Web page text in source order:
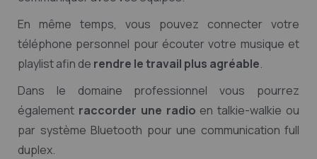
En même temps, vous pouvez connecter votre
téléphone personnel pour écouter votre musique et
playlist afin de rendre le travail plus agréable.
Dans le domaine professionnel vous pourrez
également raccorder une radio en talkie-walkie ou
par système Bluetooth pour une communication full
duplex.